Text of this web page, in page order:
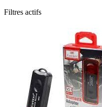
Filtres actifs